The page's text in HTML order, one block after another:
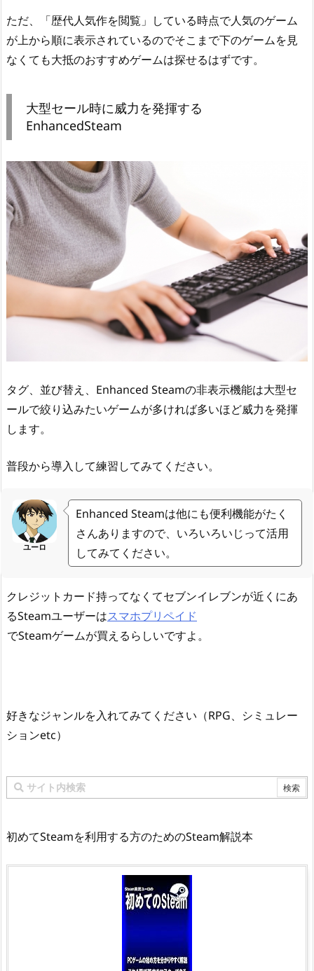
ただ、「歴代人気作を閲覧」している時点で人気のゲーム
が上から順に表示されているのでそこまで下のゲームを見
なくても大抵のおすすめゲームは探せるはずです。
大型セール時に威力を発揮する
EnhancedSteam
タグ、並び替え、Enhanced Steamの非表示機能は大型セ
ールで絞り込みたいゲームが多ければ多いほど威力を発揮
します。
普段から導入して練習してみてください。
ユーロ
Enhanced Steamは他にも便利機能がたく
さんありますので、いろいろいじって活用
してみてください。
クレジットカード持ってなくてセブンイレブンが近くにあ
るSteamユーザーはスマホプリペイド
でSteamゲームが買えるらしいですよ。
好きなジャンルを入れてみてください（RPG、シミュレー
ションetc）
初めてSteamを利用する方のためのSteam解説本